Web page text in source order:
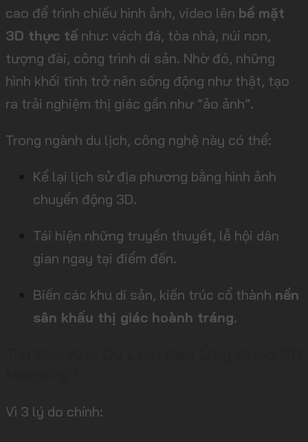
cao để trình chiếu hình ảnh, video lên bề mặt
3D thực tế như: vách đá, tòa nhà, núi non,
tượng đài, công trình di sản. Nhờ đó, những
hình khối tĩnh trở nên sống động như thật, tạo
ra trải nghiệm thị giác gần như “ảo ảnh”.
Trong ngành du lịch, công nghệ này có thể:
Kể lại lịch sử địa phương bằng hình ảnh
chuyển động 3D.
Tái hiện những truyền thuyết, lễ hội dân
gian ngay tại điểm đến.
Biến các khu di sản, kiến trúc cổ thành nền
sân khấu thị giác hoành tráng.
Vì 3 lý do chính: